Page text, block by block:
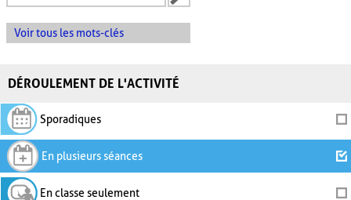
Voir tous les mots-clés
DÉROULEMENT DE L'ACTIVITÉ
Sporadiques
En plusieurs séances
En classe seulement